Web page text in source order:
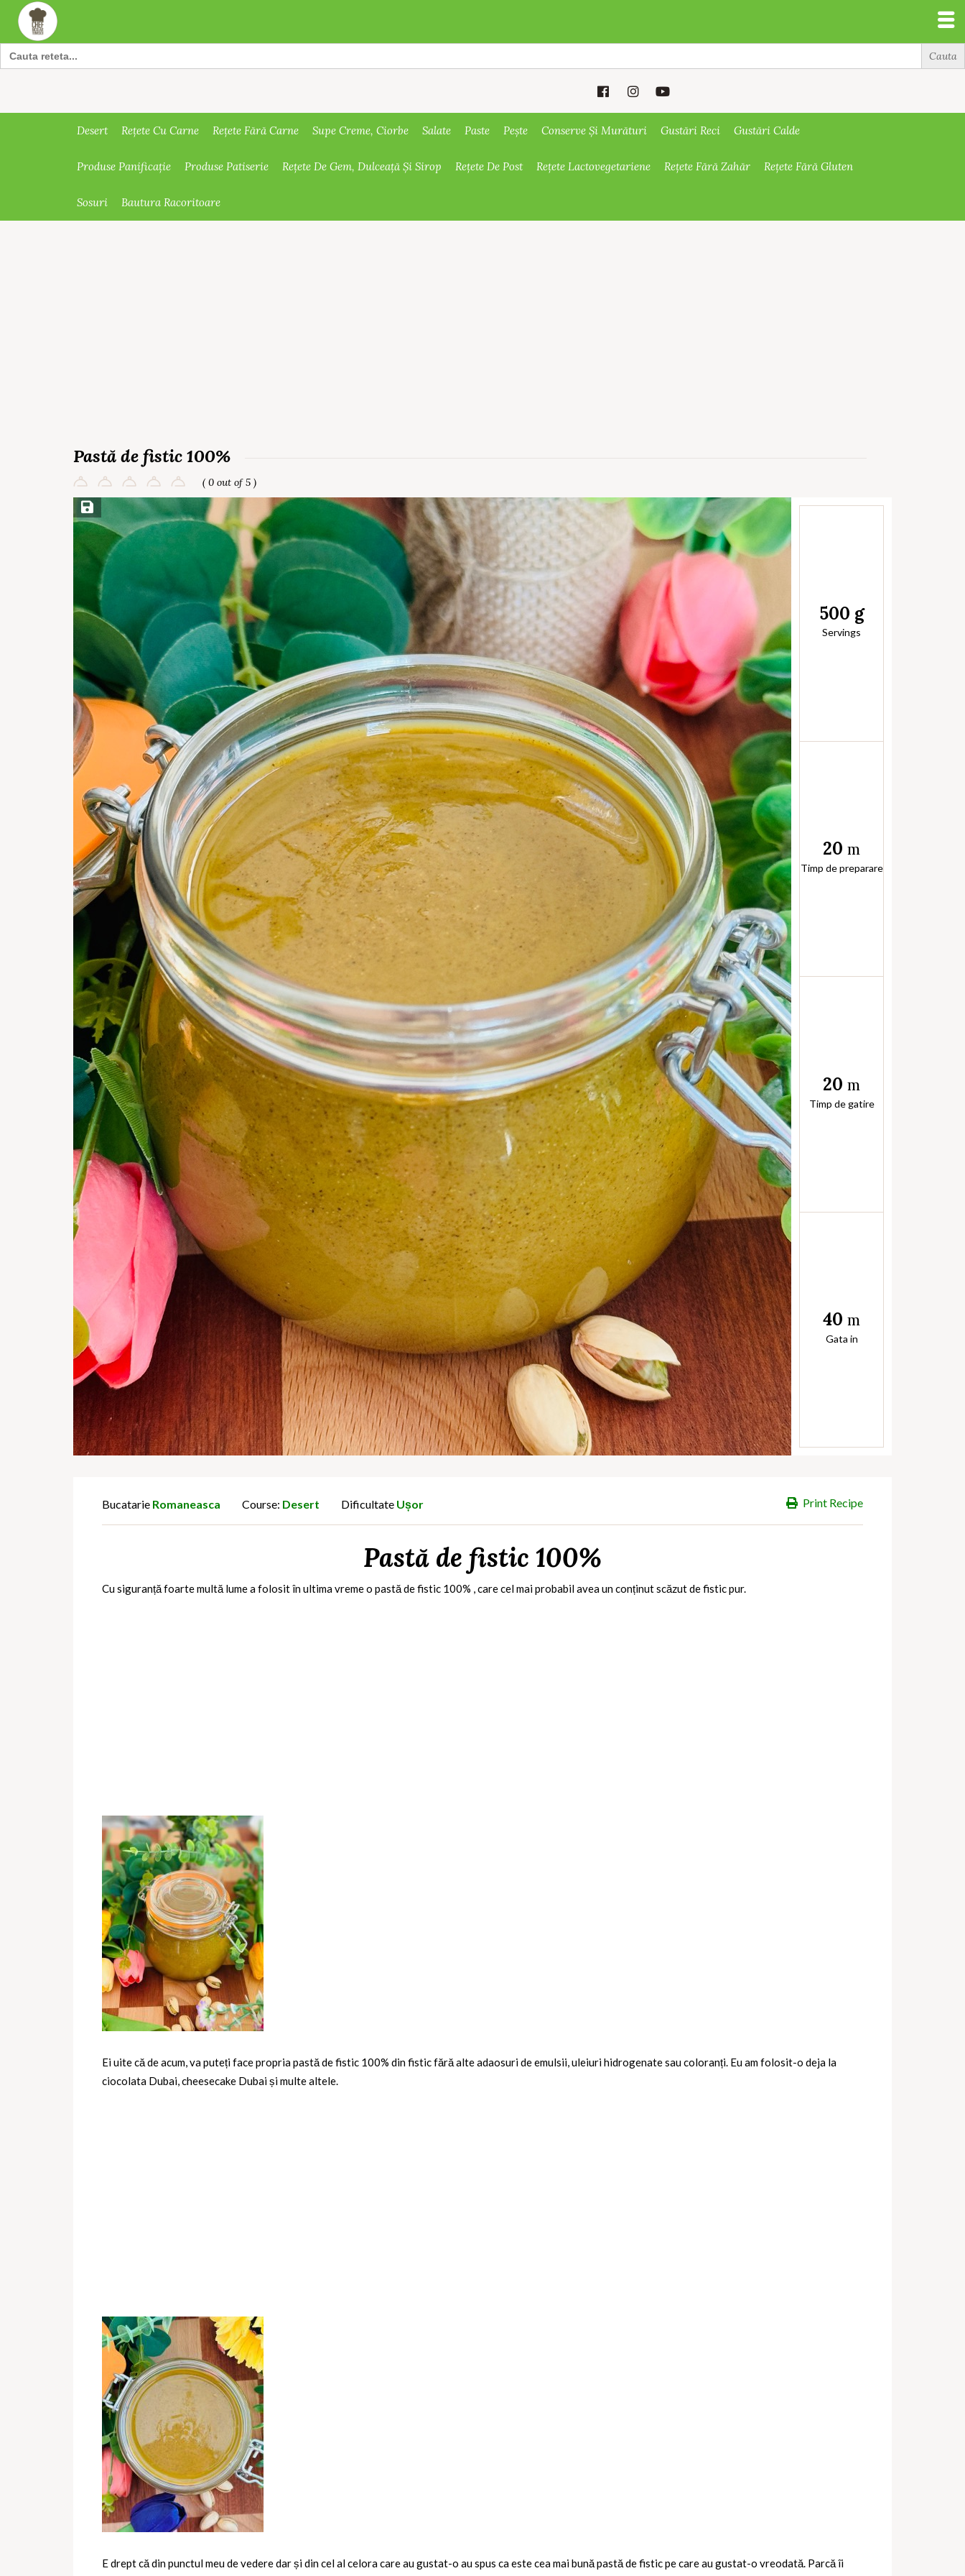
Search
for:
Desert Rețete Cu Carne Rețete Fără Carne Supe Creme, Ciorbe Salate Paste Pește Conserve Și Murături Gustări Reci Gustări Calde
Produse Panificație Produse Patiserie Rețete De Gem, Dulceață Și Sirop Rețete De Post Rețete Lactovegetariene Rețete Fără Zahăr Rețete Fără Gluten
Sosuri Bautura Racoritoare
Pastă de fistic 100%
( 0 out of 5 )
Save Recipe
500 g
Servings
20 m
Timp de preparare
20 m
Timp de gatire
40 m
Gata in
Print Recipe
Bucatarie Romaneasca Course: Desert Dificultate Ușor
Pastă de fistic 100%
Cu siguranță foarte multă lume a folosit în ultima vreme o pastă de fistic 100% , care cel mai probabil avea un conținut scăzut de fistic pur.
Ei uite că de acum, va puteți face propria pastă de fistic 100% din fistic fără alte adaosuri de emulsii, uleiuri hidrogenate sau coloranți. Eu am folosit-o deja la
ciocolata Dubai, cheesecake Dubai și multe altele.
E drept că din punctul meu de vedere dar și din cel al celora care au gustat-o au spus ca este cea mai bună pastă de fistic pe care au gustat-o vreodată. Parcă îi